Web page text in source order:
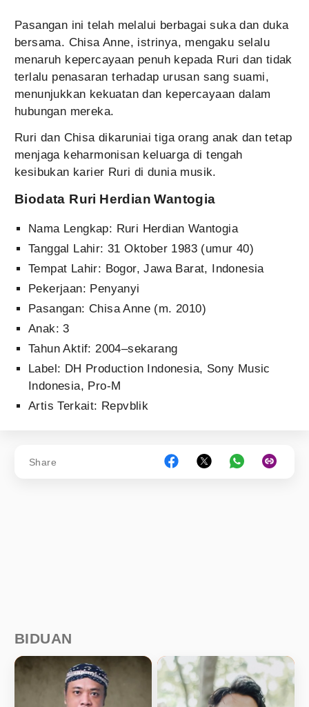
Pasangan ini telah melalui berbagai suka dan duka
bersama. Chisa Anne, istrinya, mengaku selalu
menaruh kepercayaan penuh kepada Ruri dan tidak
terlalu penasaran terhadap urusan sang suami,
menunjukkan kekuatan dan kepercayaan dalam
hubungan mereka.
Ruri dan Chisa dikaruniai tiga orang anak dan tetap
menjaga keharmonisan keluarga di tengah
kesibukan karier Ruri di dunia musik.
Biodata Ruri Herdian Wantogia
Nama Lengkap: Ruri Herdian Wantogia
Tanggal Lahir: 31 Oktober 1983 (umur 40)
Tempat Lahir: Bogor, Jawa Barat, Indonesia
Pekerjaan: Penyanyi
Pasangan: Chisa Anne (m. 2010)
Anak: 3
Tahun Aktif: 2004–sekarang
Label: DH Production Indonesia, Sony Music
Indonesia, Pro-M
Artis Terkait: Repvblik
Share
BIDUAN